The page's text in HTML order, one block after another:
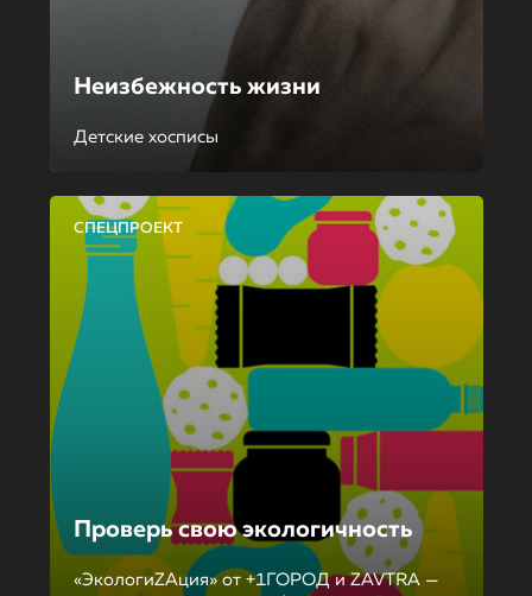
Неизбежность жизни
Детские хосписы
СПЕЦПРОЕКТ
Проверь свою экологичность
«ЭкологиZAция» от +1ГОРОД и ZAVTRA —